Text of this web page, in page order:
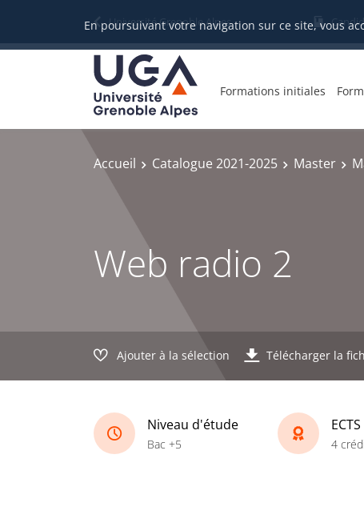
En poursuivant votre navigation sur ce site, vous
Université Grenoble Alpes
Formations initiales
Accueil Catalogue 2021-2025 Master
Web radio 2
Ajouter à la sélection Télécharger la
Niveau d'étude
Bac +5
ECTS
4